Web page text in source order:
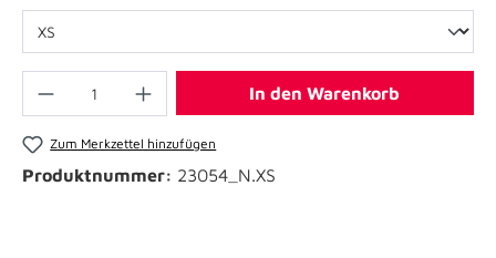
In den Warenkorb
Zum Merkzettel hinzufügen
Produktnummer: 23054_N.XS